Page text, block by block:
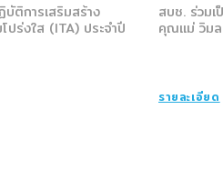
บัติการเสริมสร้าง
ปร่งใส (ITA) ประจำปี
สบช. ร่วมเ
คุณแม่ วิม
รายละเอียด